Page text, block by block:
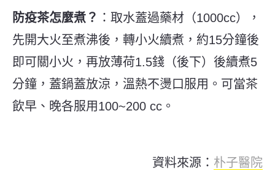
防疫茶怎麼煮？ ：取水蓋過藥材（1000cc），
先開大火至煮沸後，轉小火續煮，約15分鐘後
即可關小火，再放薄荷1.5錢（後下）後續煮5
分鐘，蓋鍋蓋放涼，溫熱不燙口服用。可當茶
飲早、晚各服用100~200 cc。
資料來源： 朴子醫院